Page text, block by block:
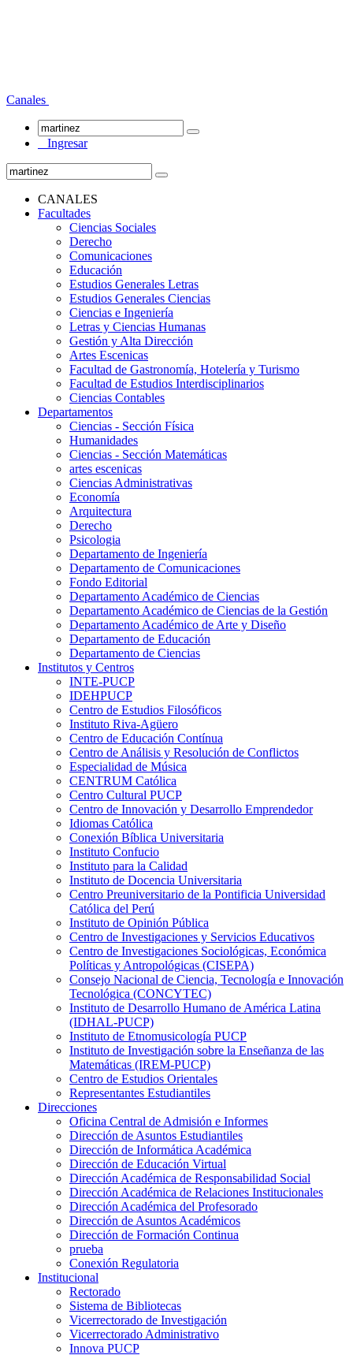
Canales
Ingresar
CANALES
Facultades
Ciencias Sociales
Derecho
Comunicaciones
Educación
Estudios Generales Letras
Estudios Generales Ciencias
Ciencias e Ingeniería
Letras y Ciencias Humanas
Gestión y Alta Dirección
Artes Escenicas
Facultad de Gastronomía, Hotelería y Turismo
Facultad de Estudios Interdisciplinarios
Ciencias Contables
Departamentos
Ciencias - Sección Física
Humanidades
Ciencias - Sección Matemáticas
artes escenicas
Ciencias Administrativas
Economía
Arquitectura
Derecho
Psicologia
Departamento de Ingeniería
Departamento de Comunicaciones
Fondo Editorial
Departamento Académico de Ciencias
Departamento Académico de Ciencias de la Gestión
Departamento Académico de Arte y Diseño
Departamento de Educación
Departamento de Ciencias
Institutos y Centros
INTE-PUCP
IDEHPUCP
Centro de Estudios Filosóficos
Instituto Riva-Agüero
Centro de Educación Contínua
Centro de Análisis y Resolución de Conflictos
Especialidad de Música
CENTRUM Católica
Centro Cultural PUCP
Centro de Innovación y Desarrollo Emprendedor
Idiomas Católica
Conexión Bíblica Universitaria
Instituto Confucio
Instituto para la Calidad
Instituto de Docencia Universitaria
Centro Preuniversitario de la Pontificia Universidad
Católica del Perú
Instituto de Opinión Pública
Centro de Investigaciones y Servicios Educativos
Centro de Investigaciones Sociológicas, Económica
Políticas y Antropológicas (CISEPA)
Consejo Nacional de Ciencia, Tecnología e Innovación
Tecnológica (CONCYTEC)
Instituto de Desarrollo Humano de América Latina
(IDHAL-PUCP)
Instituto de Etnomusicología PUCP
Instituto de Investigación sobre la Enseñanza de las
Matemáticas (IREM-PUCP)
Centro de Estudios Orientales
Representantes Estudiantiles
Direcciones
Oficina Central de Admisión e Informes
Dirección de Asuntos Estudiantiles
Dirección de Informática Académica
Dirección de Educación Virtual
Dirección Académica de Responsabilidad Social
Dirección Académica de Relaciones Institucionales
Dirección Académica del Profesorado
Dirección de Asuntos Académicos
Dirección de Formación Continua
prueba
Conexión Regulatoria
Institucional
Rectorado
Sistema de Bibliotecas
Vicerrectorado de Investigación
Vicerrectorado Administrativo
Innova PUCP